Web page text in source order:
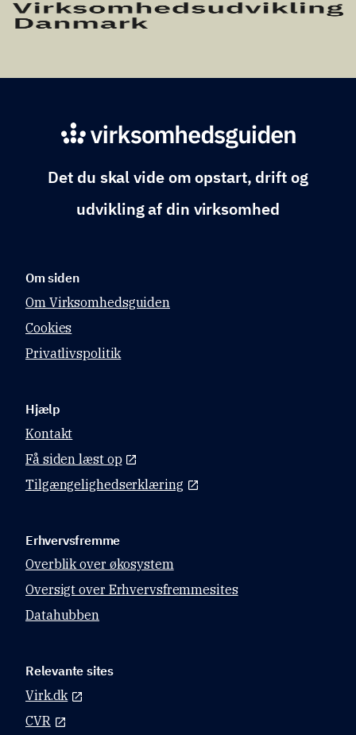
Det du skal vide om opstart, drift og
udvikling af din virksomhed
Om siden
Om Virksomhedsguiden
Cookies
Privatlivspolitik
Hjælp
Kontakt
Få siden læst op
Tilgængelighedserklæring
Erhvervsfremme
Overblik over økosystem
Oversigt over Erhvervsfremmesites
Datahubben
Relevante sites
Virk.dk
CVR